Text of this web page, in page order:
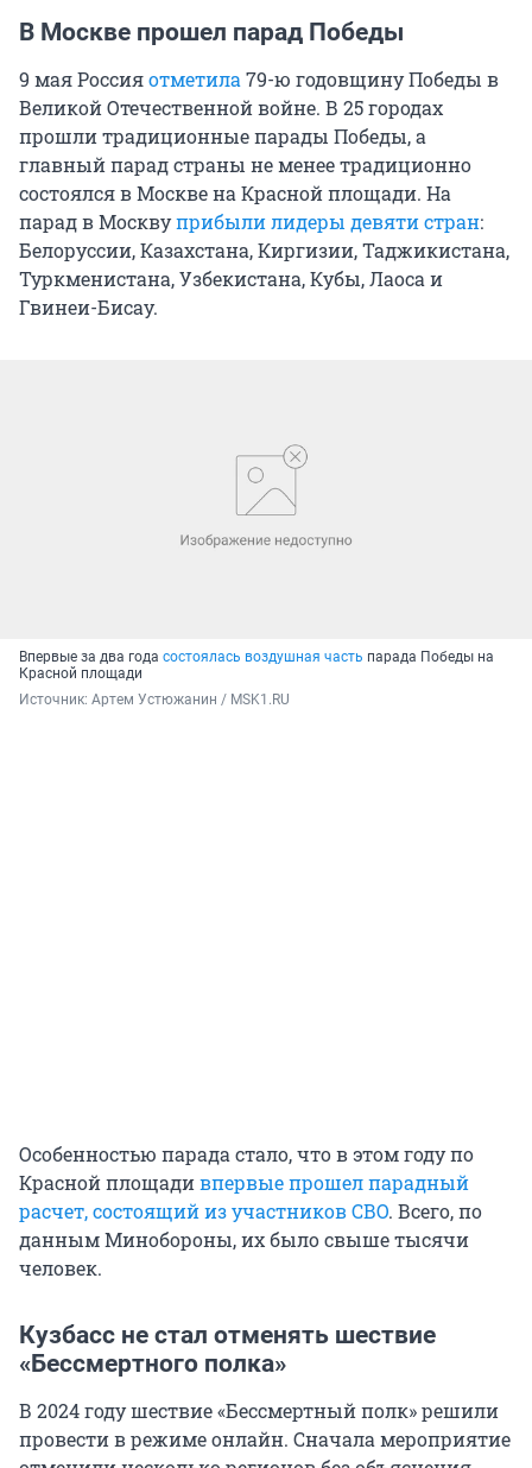
В Москве прошел парад Победы
9 мая Россияотметила 79-ю годовщину Победы в
Великой Отечественной войне. В 25 городах
прошли традиционные парады Победы, а
главный парад страны не менее традиционно
состоялся в Москве на Красной площади. На
парад в Москвуприбыли лидеры девяти стран:
Белоруссии, Казахстана, Киргизии, Таджикистана,
Туркменистана, Узбекистана, Кубы, Лаоса и
Гвинеи-Бисау.
Впервые за два года состоялась воздушная часть парада Победы на
Красной площади
Источник: Артем Устюжанин / MSK1.RU
Особенностью парада стало, что в этом году по
Красной площадивпервые прошел парадный
расчет, состоящий из участников СВО. Всего, по
данным Минобороны, их было свыше тысячи
человек.
Кузбасс не стал отменять шествие
«Бессмертного полка»
В 2024 году шествие «Бессмертный полк» решили
провести в режиме онлайн. Сначала мероприятие